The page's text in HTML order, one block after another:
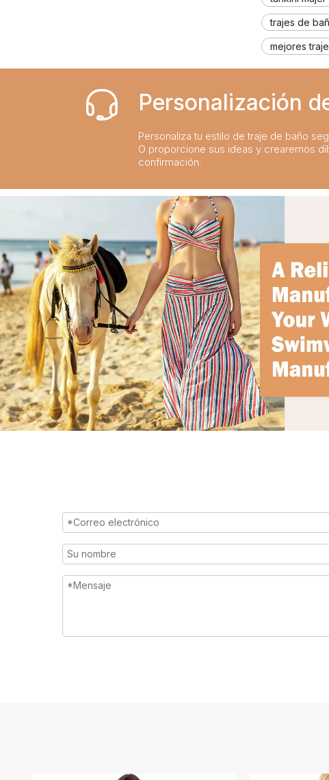
trajes de
mejores
Personalización
Personaliza tu estilo de traje de baño
O proporcione sus ideas y crearemos
confirmación.